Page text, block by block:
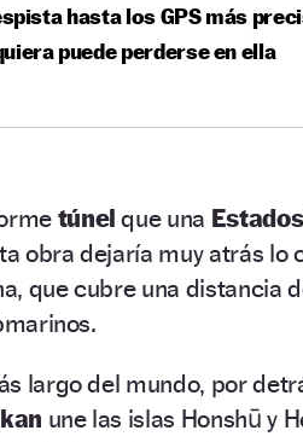
hasta los GPS más
puede perderse en ella
túnelque una
obra dejaría muy atrás lo
que cubre una distancia
largo del mundo, por
une las islas Honshū y